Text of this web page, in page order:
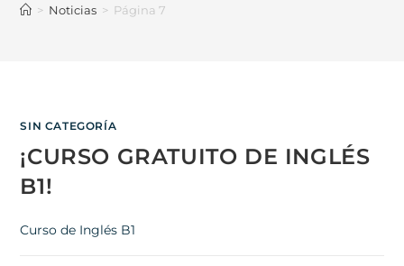
> Noticias > Página 7
SIN CATEGORÍA
¡CURSO GRATUITO DE INGLÉS
B1!
Curso de Inglés B1